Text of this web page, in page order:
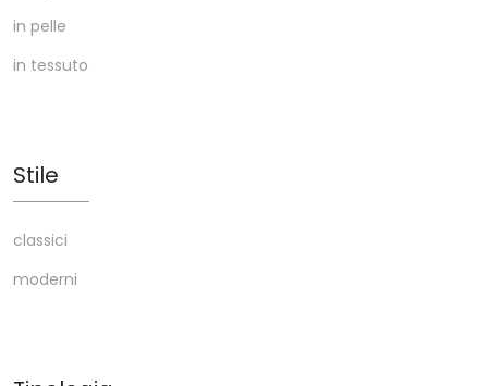
in pelle
in tessuto
Stile
classici
moderni